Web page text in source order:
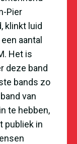
Pier
klinkt luid
aantal
Het is
deze band
bands zo
van
te hebben,
publiek in